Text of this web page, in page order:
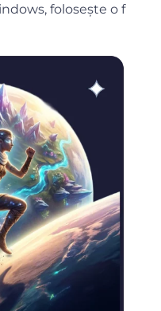
folosește o f